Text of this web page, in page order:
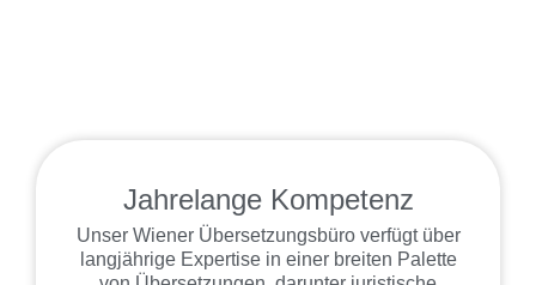
Jahrelange Kompetenz
Unser Wiener Übersetzungsbüro verfügt über
langjährige Expertise in einer breiten Palette